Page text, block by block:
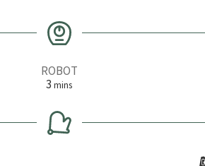
ROBOT
3m
n
u
t
mins